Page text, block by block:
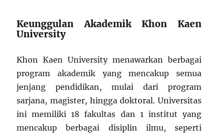
Keunggulan Akademik Khon Kaen
University
Khon Kaen University menawarkan berbagai
program akademik yang mencakup semua
jenjang pendidikan, mulai dari program
sarjana, magister, hingga doktoral. Universitas
ini memiliki 18 fakultas dan 1 institut yang
mencakup berbagai disiplin ilmu, seperti